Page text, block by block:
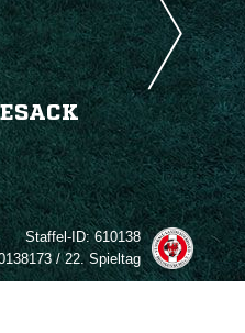
Staffel-ID:610138
/ 22. Spieltag